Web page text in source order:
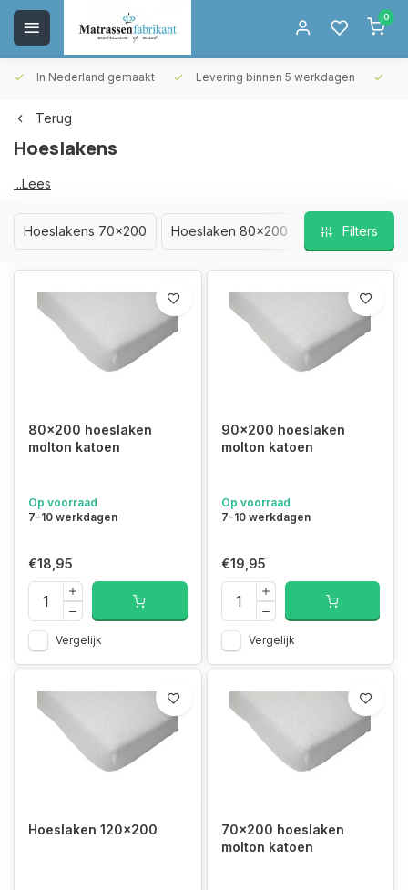
0
In Nederland gemaakt Levering binnen 5 werkdagen
Terug
Hoeslakens
Hoeslakens
...Lees
Hoeslakens 70x200
Hoeslaken 80x200 Filters
80x200 hoeslaken
molton katoen
Op voorraad
7-10 werkdagen
€18,95
Vergelijk
90x200 hoeslaken
molton katoen
Op voorraad
7-10 werkdagen
€19,95
Vergelijk
Hoeslaken 120x200
70x200 hoeslaken
molton katoen